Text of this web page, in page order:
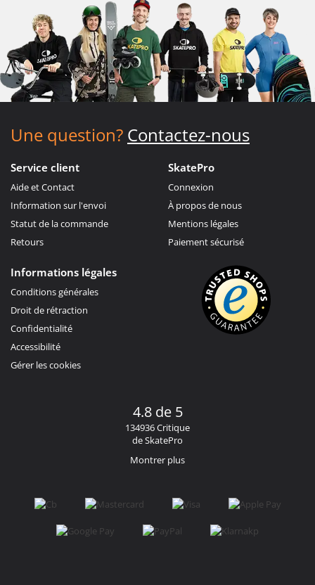
Une question? Contactez-nous
Service client
Aide et Contact
Information sur l'envoi
Statut de la commande
Retours
SkatePro
Connexion
À propos de nous
Mentions légales
Paiement sécurisé
Informations légales
Conditions générales
Droit de rétraction
Confidentialité
Accessibilité
Gérer les cookies
4.8 de 5
134936 Critique
de SkatePro
Montrer plus